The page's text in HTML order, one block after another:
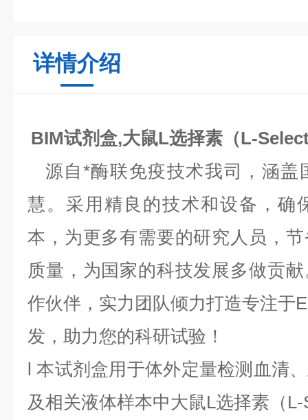
详情介绍
BIM试剂盒,大鼠L选择素（L-
源自*酶联免疫技术我司，涵盖
慧。采用精良的技术和设备，确
本，为更多有需要的研究人员，
质量，为国家的科技发展多做贡
作伙伴，实力团队倾力打造专注于
发，助力您的科研试验！
l本试剂盒用于体外定量检测血清
及相关液体样本中大鼠L选择素 （ L-